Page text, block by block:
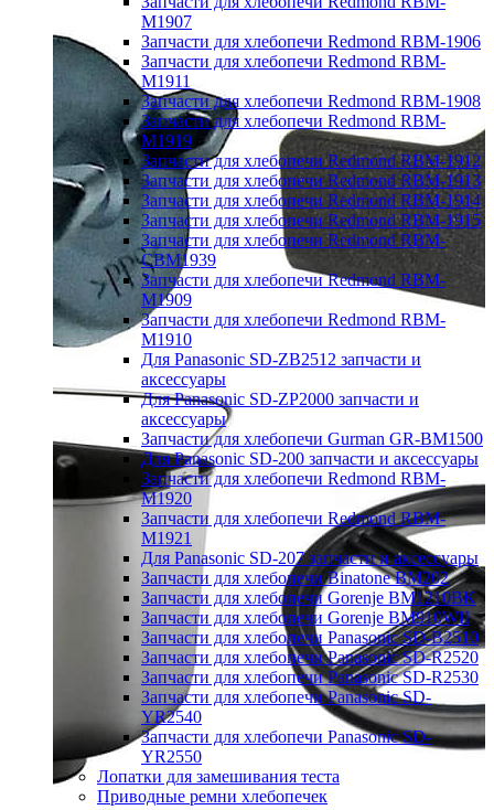
M1907
Запчасти для хлебопечи Redmond RBM-1906
Запчасти для хлебопечи Redmond RBM-
M1911
Запчасти для хлебопечи Redmond RBM-1908
Запчасти для хлебопечи Redmond RBM-
M1919
Запчасти для хлебопечи Redmond RBM-1912
Запчасти для хлебопечи Redmond RBM-1913
Запчасти для хлебопечи Redmond RBM-1914
Запчасти для хлебопечи Redmond RBM-1915
Запчасти для хлебопечи Redmond RBM-
CBM1939
Запчасти для хлебопечи Redmond RBM-
M1909
Запчасти для хлебопечи Redmond RBM-
M1910
Для Panasonic SD-ZB2512 запчасти и
аксессуары
Для Panasonic SD-ZP2000 запчасти и
аксессуары
Запчасти для хлебопечи Gurman GR-BM1500
Для Panasonic SD-200 запчасти и аксессуары
Запчасти для хлебопечи Redmond RBM-
M1920
Запчасти для хлебопечи Redmond RBM-
M1921
Для Panasonic SD-207 запчасти и аксессуары
Запчасти для хлебопечи Binatone BM202
Запчасти для хлебопечи Gorenje BM1210BK
Запчасти для хлебопечи Gorenje BM910WII
Запчасти для хлебопечи Panasonic SD-B2510
Запчасти для хлебопечи Panasonic SD-R2520
Запчасти для хлебопечи Panasonic SD-R2530
Запчасти для хлебопечи Panasonic SD-
YR2540
Запчасти для хлебопечи Panasonic SD-
YR2550
Лопатки для замешивания теста
Приводные ремни хлебопечек